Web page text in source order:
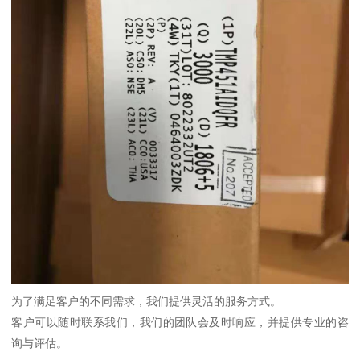
为了满足客户的不同需求，我们提供灵活的服务方式。
客户可以随时联系我们，我们的团队会及时响应，并提供专业的咨
询与评估。